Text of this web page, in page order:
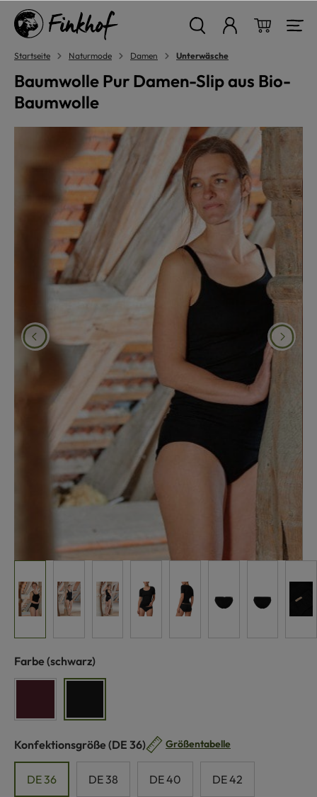
springen
Startseite Naturmode Damen Unterwäsche
Baumwolle Pur Damen-Slip aus Bio-
Baumwolle
Bildergalerie überspringen
Farbe auswählen
(schwarz)
Konfektionsgröße auswählen
(DE 36) Größentabelle
DE 36 DE 38 DE 40 DE 42